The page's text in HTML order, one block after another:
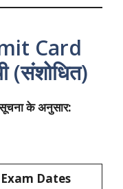
Card
(संशोधित)
के अनुसार:
Exam Dates